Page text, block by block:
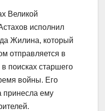
Великой
исполнил
Жилина, который
отправляется в
поисках старшего
войны. Его
принесла ему